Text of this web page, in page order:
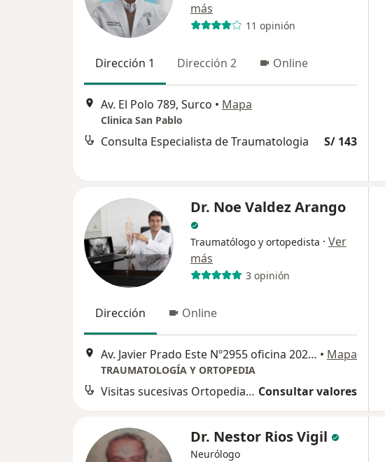
más
11 opinión
Dirección 1 Dirección 2 Online
Av. El Polo 789, Surco • Mapa
Clinica San Pablo
Consulta Especialista de Traumatologia S/ 143
Dr. Noe Valdez Arango
Traumatólogo y ortopedista · Ver
más
3 opinión
Dirección Online
Av. Javier Prado Este Nº2955 oficina 202 - San Borja, San Borja • Mapa
TRAUMATOLOGÍA Y ORTOPEDIA
Visitas sucesivas Ortopedia y Traumatología Consultar valores
Dr. Nestor Rios Vigil
Neurólogo